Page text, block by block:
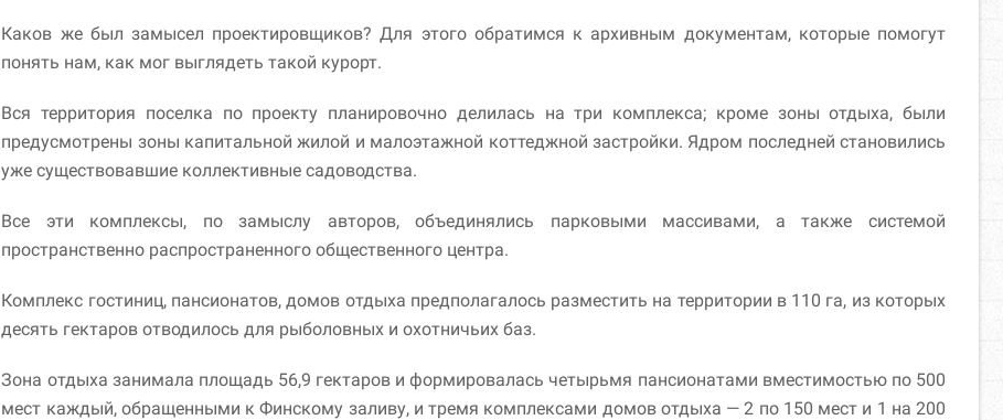
Каков же был замысел проектировщиков? Для этого обратимся к архивным документам, которые помогут
понять нам, как мог выглядеть такой курорт.
Вся территория поселка по проекту планировочно делилась на три комплекса; кроме зоны отдыха, были
предусмотрены зоны капитальной жилой и малоэтажной коттеджной застройки. Ядром последней становились
уже существовавшие коллективные садоводства.
Все эти комплексы, по замыслу авторов, объединялись парковыми массивами, а также системой
пространственно распространенного общественного центра.
Комплекс гостиниц, пансионатов, домов отдыха предполагалось разместить на территории в 110 га, из которых
десять гектаров отводилось для рыболовных и охотничьих баз.
Зона отдыха занимала площадь 56,9 гектаров и формировалась четырьмя пансионатами вместимостью по 500
мест каждый, обращенными к Финскому заливу, и тремя комплексами домов отдыха — 2 по 150 мест и 1 на 200